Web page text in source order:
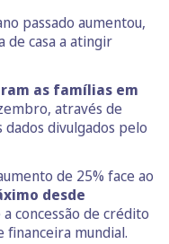
passado aumentou,
de casa a atingir
as famílias em
através de
dados divulgados pelo
de 25% face ao
desde
concessão de crédito
financeira mundial.